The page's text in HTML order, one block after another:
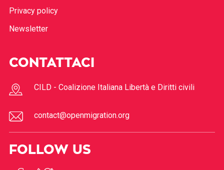
Privacy policy
Newsletter
CONTATTACI
CILD - Coalizione Italiana Libertà e Diritti civili
contact@openmigration.org
FOLLOW US